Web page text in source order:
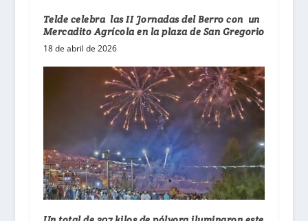
Telde celebra las II Jornadas del Berro con un
Mercadito Agrícola en la plaza de San Gregorio
18 de abril de 2026